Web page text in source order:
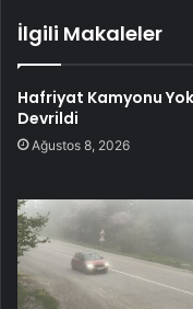
İlgili Makaleler
Hafriyat Kamyonu
Devrildi
Ağustos 8, 2026